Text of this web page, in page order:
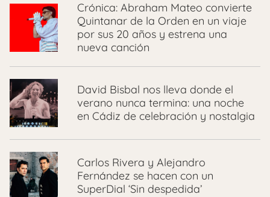
Crónica: Abraham Mateo convierte
Quintanar de la Orden en un viaje
por sus 20 años y estrena una
nueva canción
David Bisbal nos lleva donde el
verano nunca termina: una noche
en Cádiz de celebración y nostalgia
Carlos Rivera y Alejandro
Fernández se hacen con un
SuperDial ‘Sin despedida’